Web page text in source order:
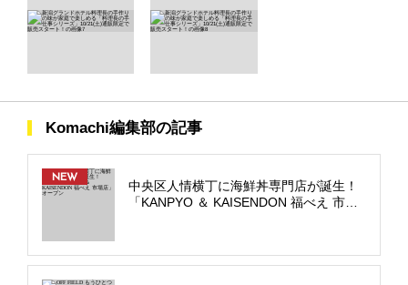
Komachi編集部の記事
NEW
中央区人情横丁に海鮮丼専門店が誕生！
「KANPYO ＆ KAISENDON 福べえ 市場